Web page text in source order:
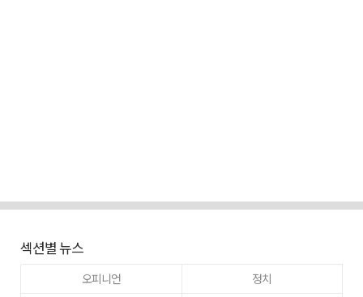
섹션별 뉴스
오피니언
정치